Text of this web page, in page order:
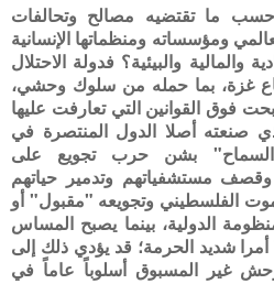
حسب ما تقتضيه مصالح وتحالفات
ومؤسساته ومنظماتها الإنسانية
والمالية والبيئية؟ فدولة الاحتلال
غزة، بما حمله من سلوك وحشي،
فوق القوانين التي تعارفت عليها
صنعته أصلا الدول المنتصرة في
"السماح" بشن حرب تجويع على
مستشفياتهم وتدمير حياتهم
الفلسطيني وتجويعه "مقبول" أو
الدولية، بينما يصبح المساس
شديد الحرمة؛ قد يؤدي ذلك إلى
غير المسبوق أسلوباً عاماً في